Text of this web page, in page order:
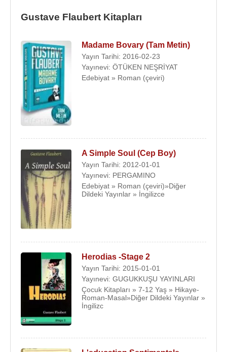
Gustave Flaubert Kitapları
Madame Bovary (Tam Metin)
Yayın Tarihi: 2016-02-23
Yayınevi: ÖTÜKEN NEŞRİYAT
Edebiyat » Roman (çeviri)
A Simple Soul (Cep Boy)
Yayın Tarihi: 2012-01-01
Yayınevi: PERGAMINO
Edebiyat » Roman (çeviri)»Diğer
Dildeki Yayınlar » İngilizce
Herodias -Stage 2
Yayın Tarihi: 2015-01-01
Yayınevi: GUGUKKUŞU YAYINLARI
Çocuk Kitapları » 7-12 Yaş » Hikaye-
Roman-Masal»Diğer Dildeki Yayınlar »
İngilizc